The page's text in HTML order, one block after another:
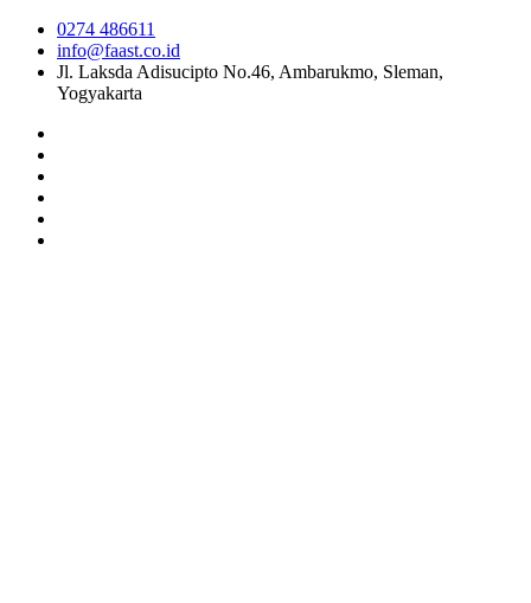
0274 486611
info@faast.co.id
Jl. Laksda Adisucipto No.46, Ambarukmo, Sleman,
Yogyakarta